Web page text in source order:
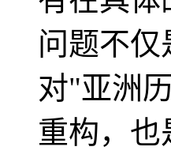
问题不
对"亚洲
重构，